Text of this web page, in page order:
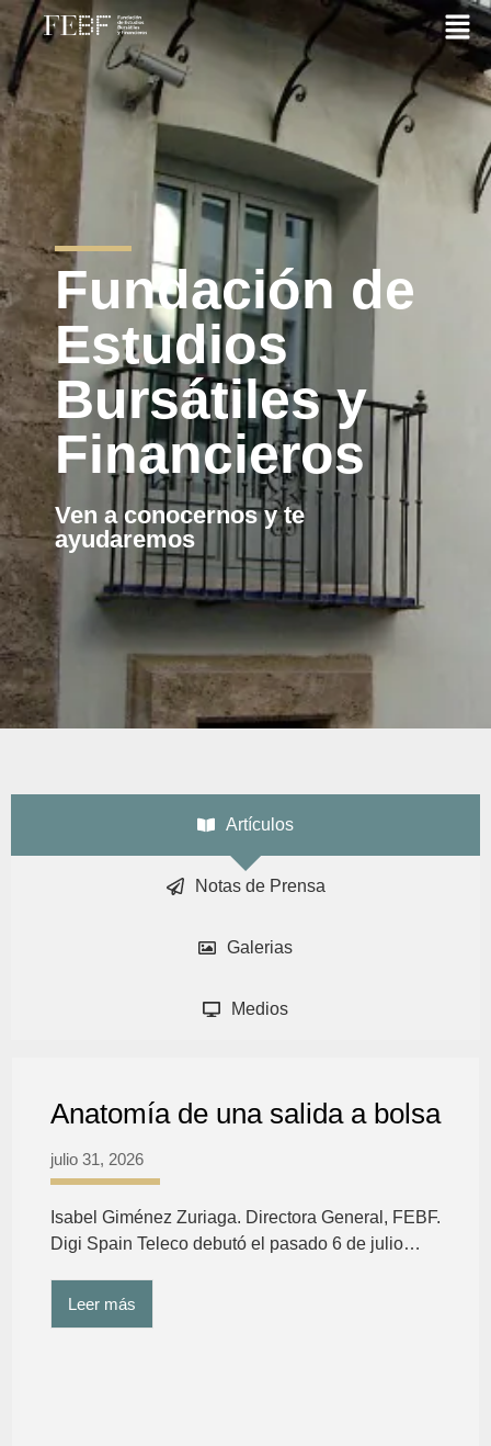
Fundación de
Estudios
Bursátiles y
Financieros
Ven a conocernos y te
ayudaremos
Artículos
Notas de Prensa
Galerias
Medios
Anatomía de una salida a bolsa
julio 31, 2026
Isabel Giménez Zuriaga. Directora General, FEBF.
Digi Spain Teleco debutó el pasado 6 de julio…
Leer más